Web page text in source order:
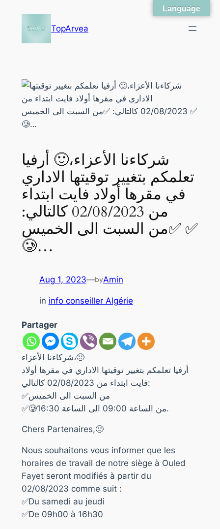
TopArvea
شركاءنا الأعزاء،🙂 أرفيا
تعلمكم بتغيير توقيتها الاداري
في مقرها أولاد فايت ابتداء
من 02/08/2023 كالتالي:
✅من السبت الى الخميس ✅
🥲…
Aug 1, 2023—byAmin
in info conseiller Algérie
Partager
شركاءنا الأعزاء،🙂
أرفيا تعلمكم بتغيير توقيتها الاداري في مقرها أولاد
فايت ابتداء من 02/08/2023 كالتالي:
✅من السبت الى الخميس
✅🥲من الساعة 09:00 الى الساعة 16:30.
Chers Partenaires,🙂
Nous souhaitons vous informer que les
horaires de travail de notre siège à Ouled
Fayet seront modifiés à partir du
02/08/2023 comme suit :
✅Du samedi au jeudi
✅De 09h00 à 16h30
Language